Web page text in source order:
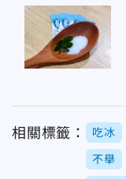
相關標籤： 吃冰
不舉